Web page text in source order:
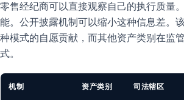
零售经纪商可以直接观察自己的执行质量
能。公开披露机制可以缩小这种信息差。
种模式的自愿贡献，而其他资产类别在监
式。
机制 资产类别 司法辖区